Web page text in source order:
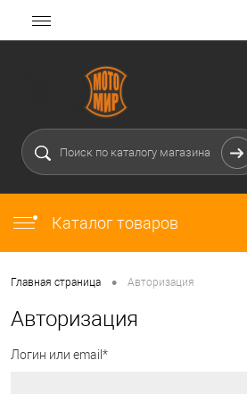
Каталог товаров
Главная страница • Авторизация
Авторизация
Логин или email*